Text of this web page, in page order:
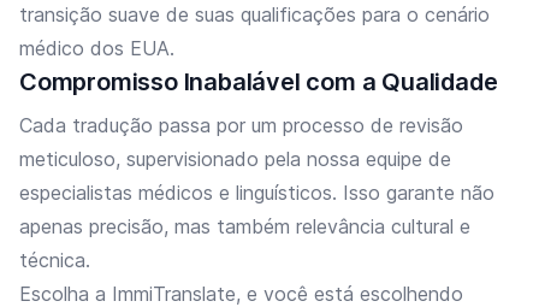
transição suave de suas qualificações para o cenário
médico dos EUA.
Compromisso Inabalável com a Qualidade
Cada tradução passa por um processo de revisão
meticuloso, supervisionado pela nossa equipe de
especialistas médicos e linguísticos. Isso garante não
apenas precisão, mas também relevância cultural e
técnica.
Escolha a ImmiTranslate, e você está escolhendo